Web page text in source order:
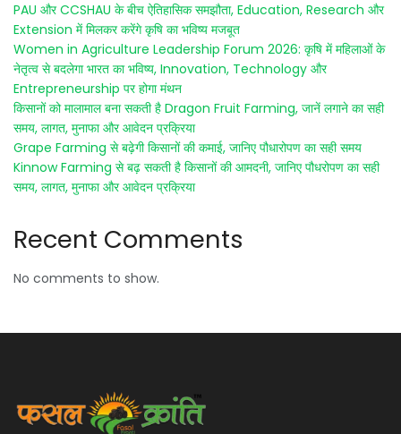
PAU और CCSHAU के बीच ऐतिहासिक समझौता, Education, Research और
Extension में मिलकर करेंगे कृषि का भविष्य मजबूत
Women in Agriculture Leadership Forum 2026: कृषि में महिलाओं के
नेतृत्व से बदलेगा भारत का भविष्य, Innovation, Technology और
Entrepreneurship पर होगा मंथन
किसानों को मालामाल बना सकती है Dragon Fruit Farming, जानें लगाने का सही
समय, लागत, मुनाफा और आवेदन प्रक्रिया
Grape Farming से बढ़ेगी किसानों की कमाई, जानिए पौधारोपण का सही समय
Kinnow Farming से बढ़ सकती है किसानों की आमदनी, जानिए पौधरोपण का सही
समय, लागत, मुनाफा और आवेदन प्रक्रिया
Recent Comments
No comments to show.